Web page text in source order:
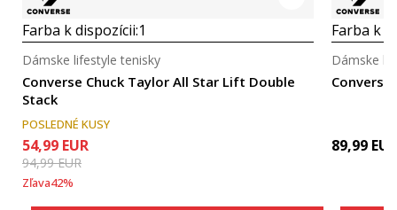
Farba k dispozícii:1
Converse Chuck Taylor All Star Lift Double
Stack
Dámske lifestyle tenisky
POSLEDNÉ KUSY
54,99 EUR
94,99EUR
Zľava42%
Farba k
Dámske
89,99 EUR